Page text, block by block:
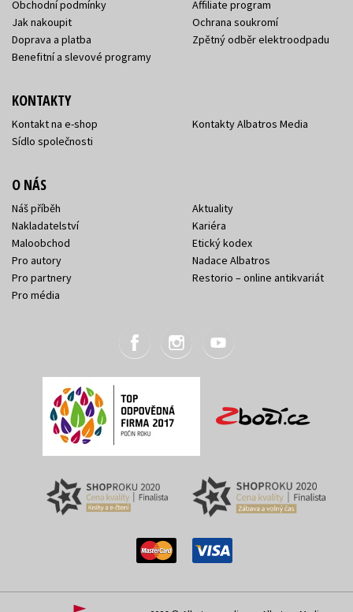
Obchodní podmínky
Jak nakoupit
Doprava a platba
Benefitní a slevové programy
Affiliate program
Ochrana soukromí
Zpětný odběr elektroodpadu
KONTAKTY
Kontakt na e-shop
Sídlo společnosti
Kontakty Albatros Media
O NÁS
Náš příběh
Nakladatelství
Maloobchod
Pro autory
Pro partnery
Pro média
Aktuality
Kariéra
Etický kodex
Nadace Albatros
Restorio – online antikvariát